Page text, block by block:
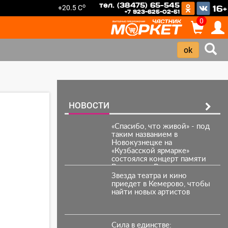
+20.5 Co тел. (38475) 65-545
+7 923-625-02-51 16+
0
НОВОСТИ
«Спасибо, что живой» - под
таким названием в
Новокузнецке на
«Кузбасской ярмарке»
состоялся концерт памяти
Владимира Высоцкого.
Звезда театра и кино
приедет в Кемерово, чтобы
найти новых артистов
Сила в единстве: